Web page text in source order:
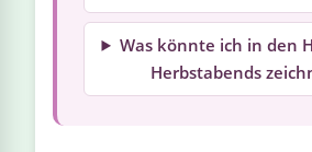
Was könnte ich in den
Herbstabends